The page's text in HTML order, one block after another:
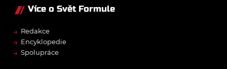
Více o Svět Formule
→ Redakce
→ Encyklopedie
→ Spolupráce